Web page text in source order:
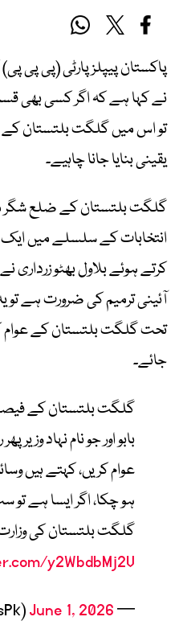
پاکستان پیپلز پارٹی (پی پی
نے کہا ہے کہ اگر کسی بھی
تو اس میں گلگت بلتستان
یقینی بنایا جانا چاہیے۔
انتخابات کے سلسلے میں
کرتے ہوئے بلاول بھٹو
آئینی ترمیم کی ضرورت ہے
تحت گلگت بلتستان کے عوام
جائے۔
گلگت بلتستان کے
بابو اور جو نام نہاد وزیر
عوام کریں، کہتے ہیں
ہو چکا، اگر ایسا ہے
گلگت بلتستان کی وزارت
y2WbdbMj2V
— WE News (@WENewsPk)
June 1, 2026